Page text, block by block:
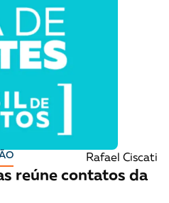
Rafael Ciscati
reúne contatos da